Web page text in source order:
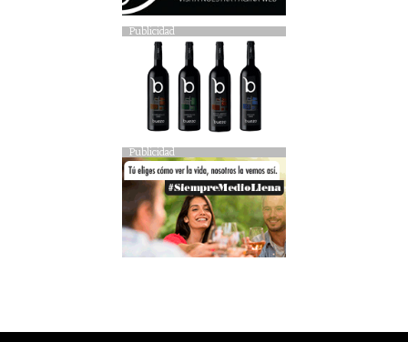
Publicidad
Publicidad